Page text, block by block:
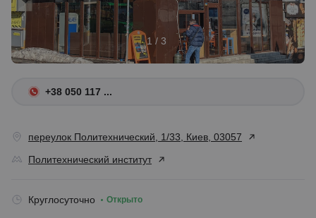
1 / 3
+38 050 117 ...
переулок Политехнический, 1/33, Киев, 03057
Политехнический институт
Круглосуточно Открыто